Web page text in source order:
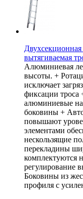
вытягиваемая
Алюминиевая
высоты. +
исключает
фиксации троса
алюминиевые
боковины +
повышают
элементами
нескользящие
перекладины
комплектуются
регулирование
Боковины из
профиля с